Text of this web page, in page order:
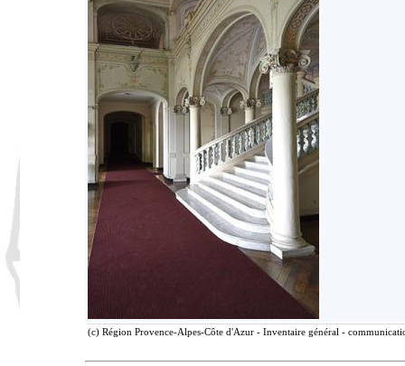
(c) Région Provence-Alpes-Côte d'Azur - Inventaire général -